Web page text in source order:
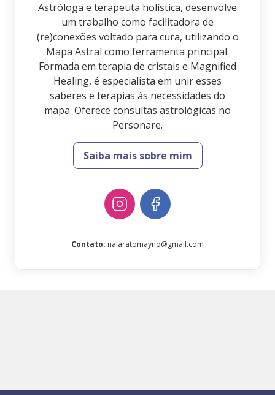
Astróloga e terapeuta holística, desenvolve
um trabalho como facilitadora de
(re)conexões voltado para cura, utilizando o
Mapa Astral como ferramenta principal.
Formada em terapia de cristais e Magnified
Healing, é especialista em unir esses
saberes e terapias às necessidades do
mapa. Oferece consultas astrológicas no
Personare.
Saiba mais sobre mim
Contato: naiaratomayno@gmail.com